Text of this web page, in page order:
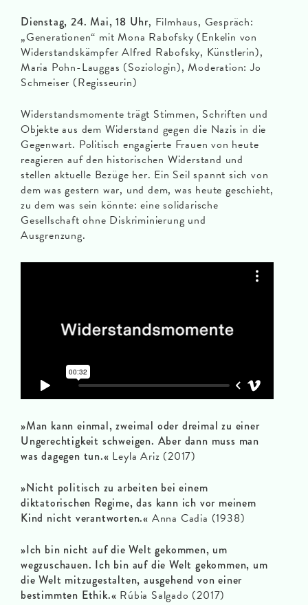
Dienstag, 24. Mai, 18 Uhr, Filmhaus, Gespräch:
„Generationen“ mit Mona Rabofsky (Enkelin von
Widerstandskämpfer Alfred Rabofsky, Künstlerin),
Maria Pohn-Lauggas (Soziologin), Moderation: Jo
Schmeiser (Regisseurin)
Widerstandsmomente trägt Stimmen, Schriften und
Objekte aus dem Widerstand gegen die Nazis in die
Gegenwart. Politisch engagierte Frauen von heute
reagieren auf den historischen Widerstand und
stellen aktuelle Bezüge her. Ein Seil spannt sich von
dem was gestern war, und dem, was heute geschieht,
zu dem was sein könnte: eine solidarische
Gesellschaft ohne Diskriminierung und
Ausgrenzung.
»Man kann einmal, zweimal oder dreimal zu einer
Ungerechtigkeit schweigen. Aber dann muss man
was dagegen tun.« Leyla Ariz (2017)
»Nicht politisch zu arbeiten bei einem
diktatorischen Regime, das kann ich vor meinem
Kind nicht verantworten.« Anna Cadia (1938)
»Ich bin nicht auf die Welt gekommen, um
wegzuschauen. Ich bin auf die Welt gekommen, um
die Welt mitzugestalten, ausgehend von einer
bestimmten Ethik.« Rúbia Salgado (2017)